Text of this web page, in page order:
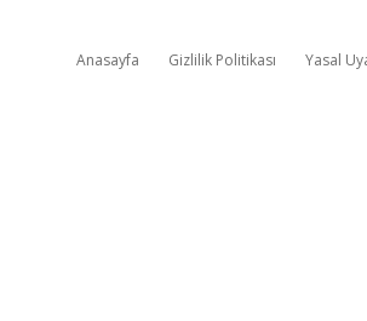
Anasayfa Gizlilik Politikası Yasal